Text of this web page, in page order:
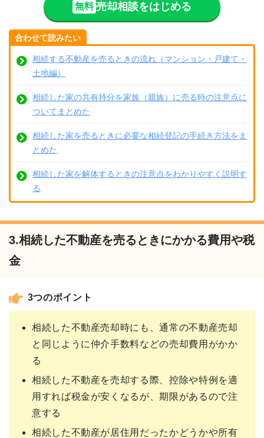
無料 売却相談をはじめる
合わせて読みたい
相続する不動産を売るときの流れ（マンション・戸建て・
土地編）
相続した家の共有持分を家族（親族）に売る時の注意点に
ついてまとめた
相続した家を売るときに必要な相続登記の手続き方法をま
とめた
相続した家を解体するときの注意点をわかりやすく説明す
る
3.相続した不動産を売るときにかかる費用や税
金
3つのポイント
相続した不動産売却時にも、通常の不動産売却
と同じように仲介手数料などの売却費用がかか
る
相続した不動産を売却する際、控除や特例を適
用すれば税金が安くなるが、期限があるので注
意する
相続した不動産が居住用だったかどうかや所有